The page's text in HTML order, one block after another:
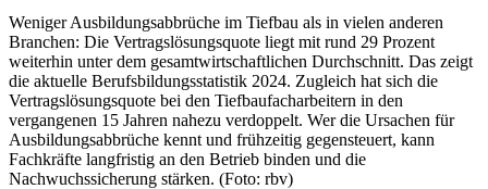
Weniger Ausbildungsabbrüche im Tiefbau als in vielen anderen
Branchen: Die Vertragslösungsquote liegt mit rund 29 Prozent
weiterhin unter dem gesamtwirtschaftlichen Durchschnitt. Das zeigt
die aktuelle Berufsbildungsstatistik 2024. Zugleich hat sich die
Vertragslösungsquote bei den Tiefbaufacharbeitern in den
vergangenen 15 Jahren nahezu verdoppelt. Wer die Ursachen für
Ausbildungsabbrüche kennt und frühzeitig gegensteuert, kann
Fachkräfte langfristig an den Betrieb binden und die
Nachwuchssicherung stärken. (Foto: rbv)